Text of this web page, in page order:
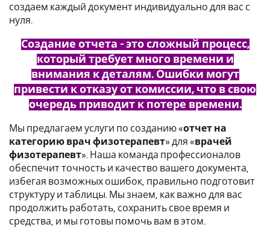
создаем каждый документ индивидуально для вас с
нуля.
Создание отчета - это сложный процесс,
который требует много времени и
внимания к деталям. Ошибки могут
привести к отказу от комиссии, что в свою
очередь приводит к потере времени.
Мы предлагаем услуги по созданию «отчет на
категорию врач физотерапевт» для «врачей
физотерапевт». Наша команда профессионалов
обеспечит точность и качество вашего документа,
избегая возможных ошибок, правильно подготовит
структуру и таблицы. Мы знаем, как важно для вас
продолжить работать, сохранить свое время и
средства, и мы готовы помочь вам в этом.